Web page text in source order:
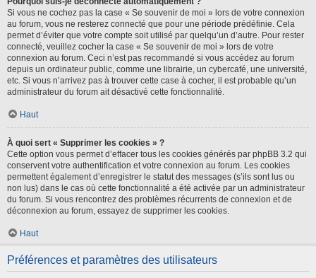
Si vous ne cochez pas la case « Se souvenir de moi » lors de votre connexion
au forum, vous ne resterez connecté que pour une période prédéfinie. Cela
permet d’éviter que votre compte soit utilisé par quelqu’un d’autre. Pour rester
connecté, veuillez cocher la case « Se souvenir de moi » lors de votre
connexion au forum. Ceci n’est pas recommandé si vous accédez au forum
depuis un ordinateur public, comme une librairie, un cybercafé, une université,
etc. Si vous n’arrivez pas à trouver cette case à cocher, il est probable qu’un
administrateur du forum ait désactivé cette fonctionnalité.
Haut
À quoi sert « Supprimer les cookies » ?
Cette option vous permet d’effacer tous les cookies générés par phpBB 3.2 qui
conservent votre authentification et votre connexion au forum. Les cookies
permettent également d’enregistrer le statut des messages (s’ils sont lus ou
non lus) dans le cas où cette fonctionnalité a été activée par un administrateur
du forum. Si vous rencontrez des problèmes récurrents de connexion et de
déconnexion au forum, essayez de supprimer les cookies.
Haut
Préférences et paramètres des utilisateurs